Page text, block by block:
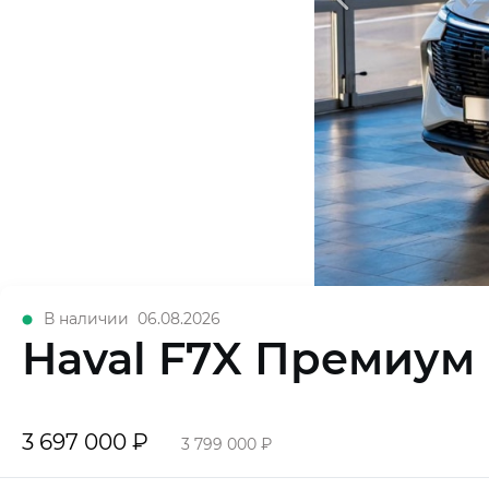
В наличии 06.08.2026
Haval F7X Премиум
3 697 000 ₽ 3 799 000 ₽